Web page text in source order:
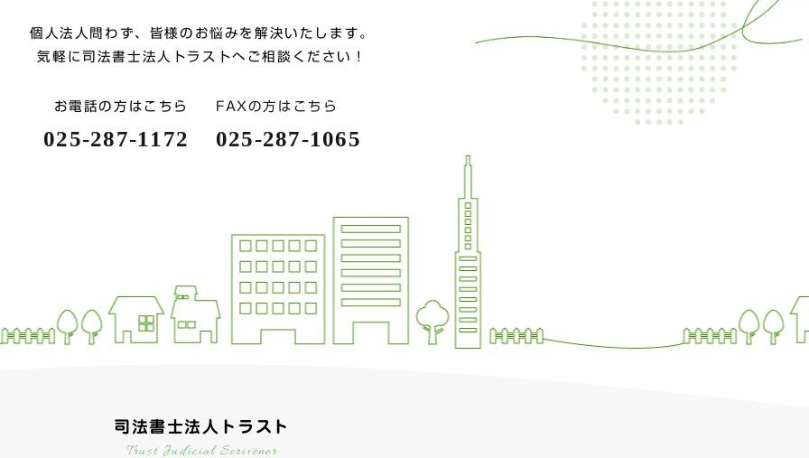
個人法人問わず、皆様のお悩みを解決いたします。
気軽に司法書士法人トラストへご相談ください！
お電話の方はこちら
025-287-1172
FAXの方はこちら
025-287-1065
司法書士法人トラスト
Trust Judicial Scrivener